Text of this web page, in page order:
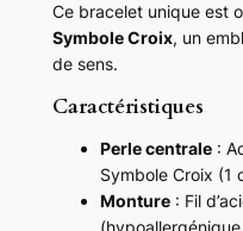
g
a
c
Ce bracelet unique est
Symbole Croix, un
de sens.
Caractéristiques
Perle centrale:
Symbole Croix (1
Monture: Fil